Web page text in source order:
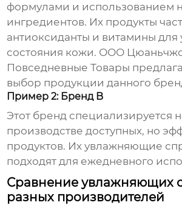
формулами и использованием
ингредиентов. Их продукты
антиоксиданты и витамины для
состояния кожи. ООО
Повседневные Товары
выбор продукции данного
Пример 2: Бренд B
Этот бренд специализируется
производстве доступных, но
продуктов. Ихувлажняющие
подходят для ежедневного
Сравнение увлажняющих
разных производителей